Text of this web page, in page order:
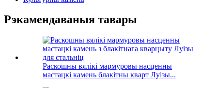
Рэкамендаваныя тавары
Раскошны вялікі мармуровы насценны
мастацкі камень блакітны кварт Луізы...